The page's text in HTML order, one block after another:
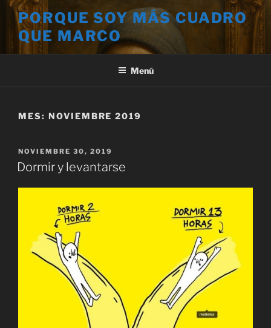
Saltar
contenido
PORQUE SOY MÁS CUADRO
QUE MARCO
Menú
MES: NOVIEMBRE 2019
PUBLICADO
EL
NOVIEMBRE 30, 2019
Dormir y levantarse